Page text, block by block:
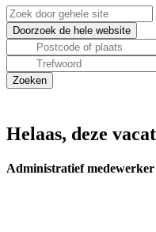
Helaas, deze
Administratief medewerker